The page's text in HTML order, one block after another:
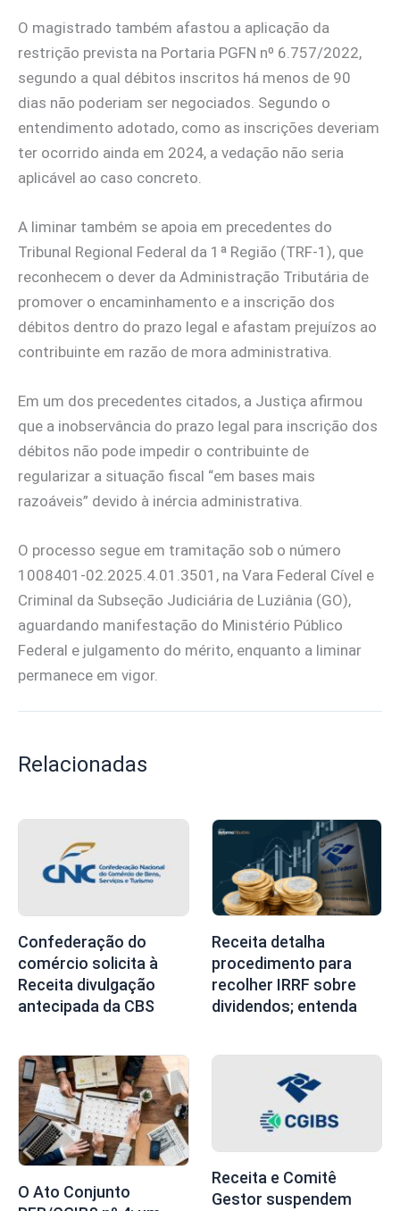
O magistrado também afastou a aplicação da
restrição prevista na Portaria PGFN nº 6.757/2022,
segundo a qual débitos inscritos há menos de 90
dias não poderiam ser negociados. Segundo o
entendimento adotado, como as inscrições deveriam
ter ocorrido ainda em 2024, a vedação não seria
aplicável ao caso concreto.
A liminar também se apoia em precedentes do
Tribunal Regional Federal da 1ª Região (TRF-1), que
reconhecem o dever da Administração Tributária de
promover o encaminhamento e a inscrição dos
débitos dentro do prazo legal e afastam prejuízos ao
contribuinte em razão de mora administrativa.
Em um dos precedentes citados, a Justiça afirmou
que a inobservância do prazo legal para inscrição dos
débitos não pode impedir o contribuinte de
regularizar a situação fiscal “em bases mais
razoáveis” devido à inércia administrativa.
O processo segue em tramitação sob o número
1008401-02.2025.4.01.3501, na Vara Federal Cível e
Criminal da Subseção Judiciária de Luziânia (GO),
aguardando manifestação do Ministério Público
Federal e julgamento do mérito, enquanto a liminar
permanece em vigor.
Relacionadas
Confederação do
comércio solicita à
Receita divulgação
antecipada da CBS
Receita detalha
procedimento para
recolher IRRF sobre
dividendos; entenda
O Ato Conjunto
Receita e Comitê
Gestor suspendem